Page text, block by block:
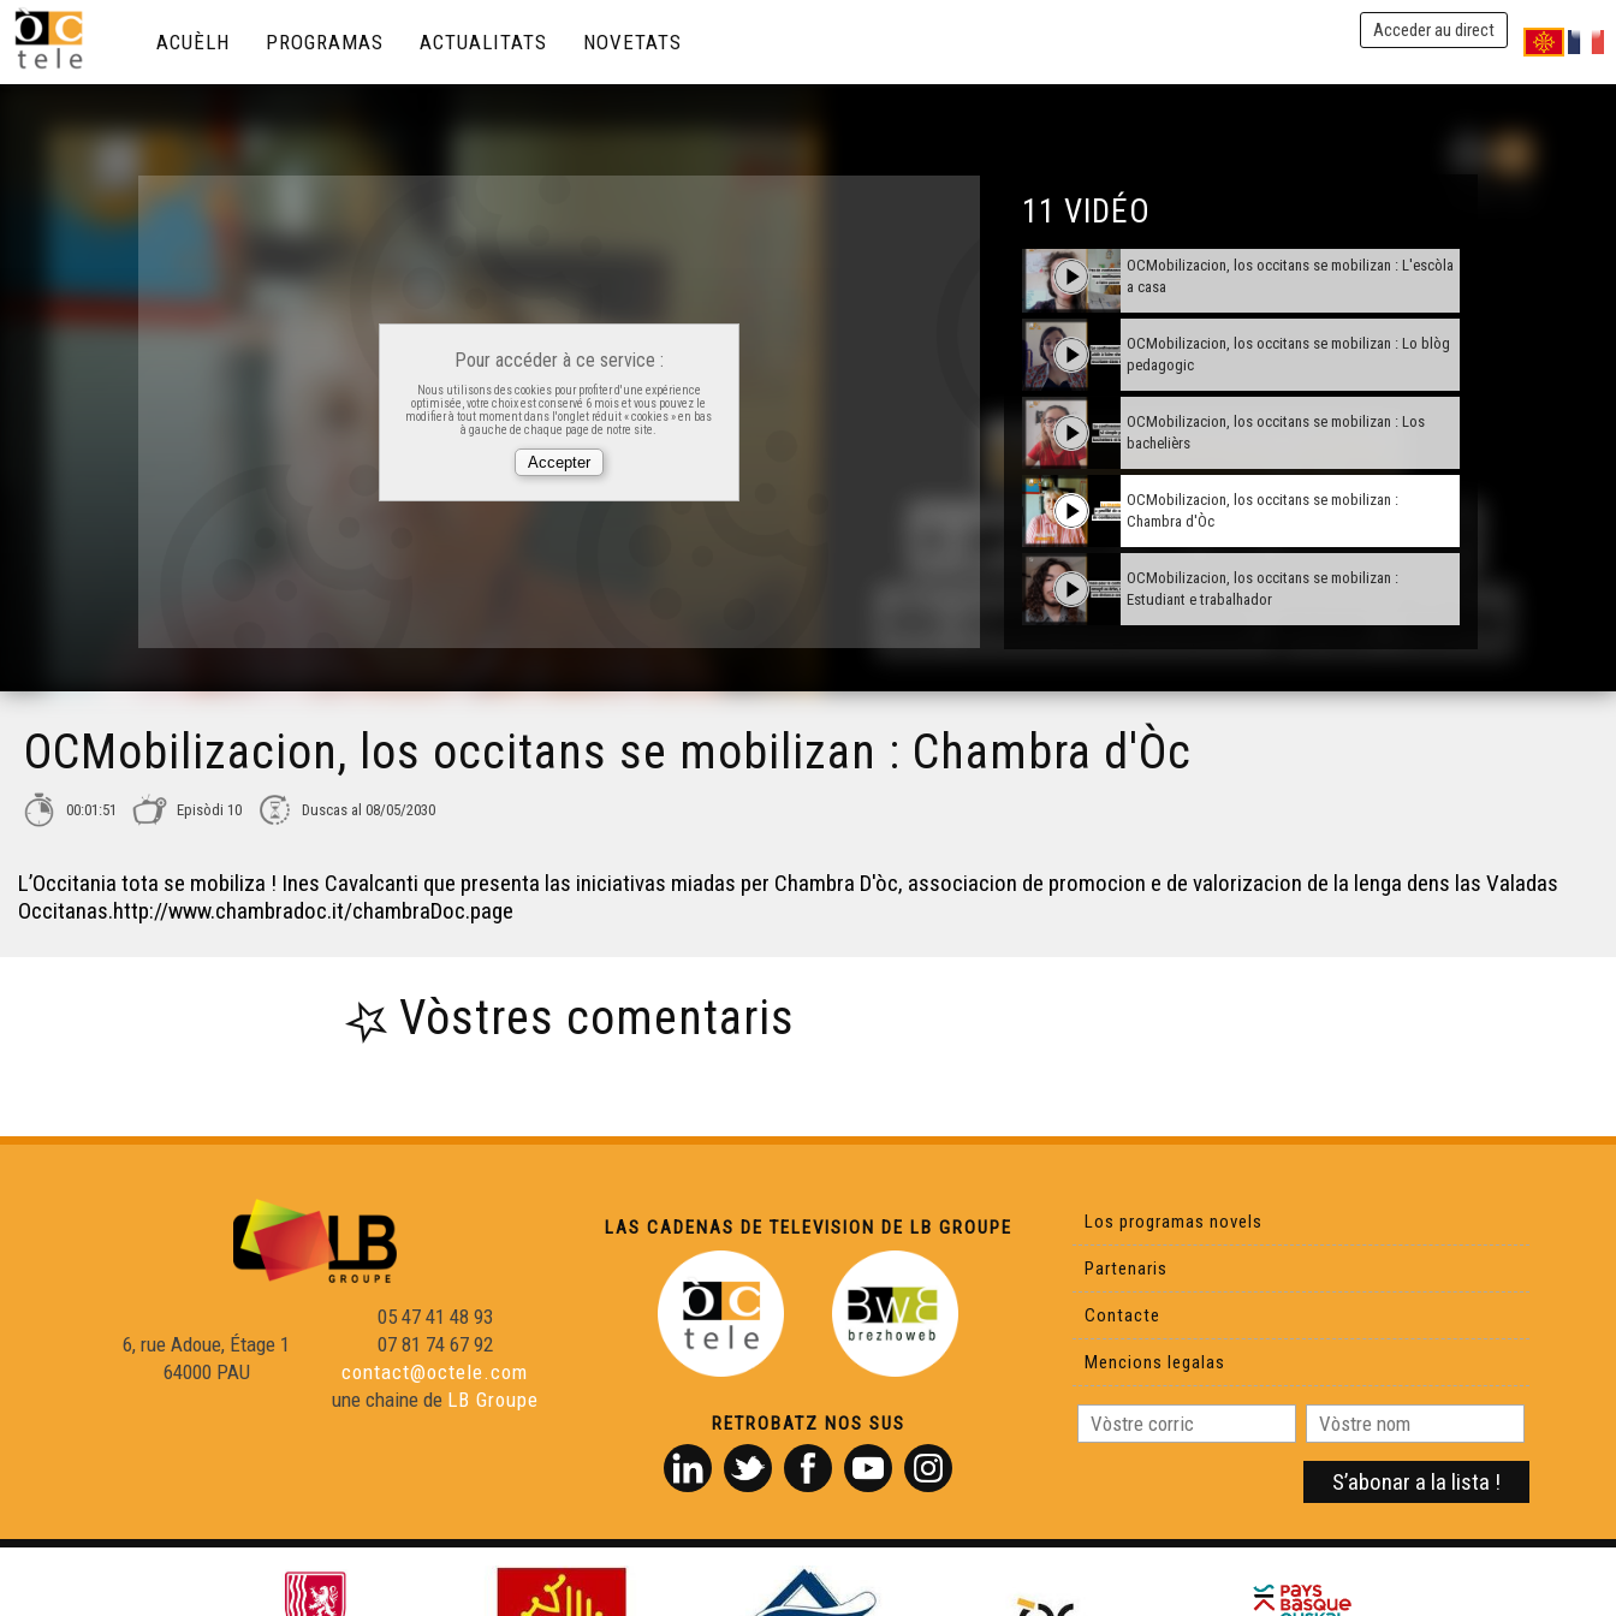
Acceder au direct
ACUÈLH PROGRAMAS ACTUALITATS NOVETATS
Pour accéder à ce service :
Nous utilisons des cookies pour profiter d'une expérience
optimisée, votre choix est conservé 6 mois et vous pouvez le
modifier à tout moment dans l'onglet réduit « cookies » en bas
à gauche de chaque page de notre site.
11 VIDÉO
OCMobilizacion, los occitans se mobilizan :
consulta medicau
OCMobilizacion, los occitans se mobilizan : L'escòla
a casa
OCMobilizacion, los occitans se mobilizan : Lo blòg
pedagogic
OCMobilizacion, los occitans se mobilizan : Los
bachelièrs
OCMobilizacion, los occitans se mobilizan :
Chambra d'Òc
OCMobilizacion, los occitans se mobilizan :
Estudiant e trabalhador
OCMobilizacion, los occitans se mobilizan : Chambra d'Òc
00:01:51 Episòdi 10 Duscas al 08/05/2030
L’Occitania tota se mobiliza ! Ines Cavalcanti que presenta las iniciativas miadas per Chambra D'òc, associacion de promocion e de valorizacion de la lenga dens las Valadas
Occitanas.http://www.chambradoc.it/chambraDoc.page
Vòstres comentaris
6, rue Adoue, Étage 1
64000 PAU
05 47 41 48 93
07 81 74 67 92
contact@octele.com
une chaine de LB Groupe
LAS CADENAS DE TELEVISION DE LB GROUPE
RETROBATZ NOS SUS
Los programas novels
Partenaris
Contacte
Mencions legalas